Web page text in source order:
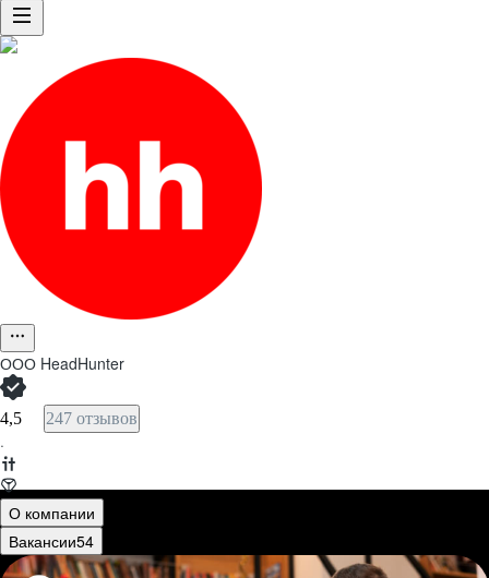
ООО HeadHunter
4,5 247 отзывов
·
О компании
Вакансии54